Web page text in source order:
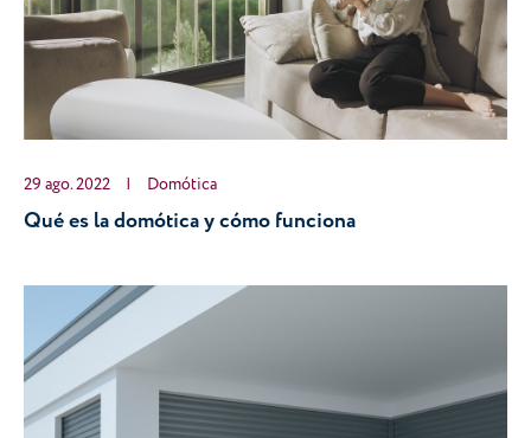
29 ago. 2022 | Domótica
Qué es la domótica y cómo funciona